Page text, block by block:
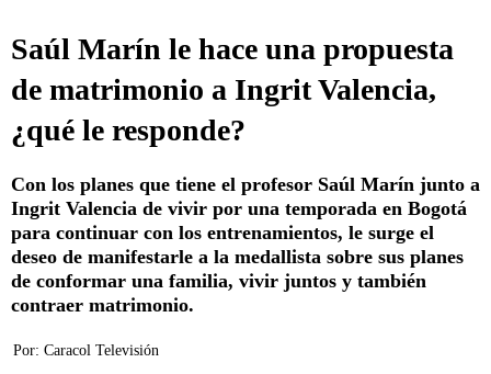
Saúl Marín le hace una propuesta
de matrimonio a Ingrit Valencia,
¿qué le responde?
Con los planes que tiene el profesor Saúl Marín junto a
Ingrit Valencia de vivir por una temporada en Bogotá
para continuar con los entrenamientos, le surge el
deseo de manifestarle a la medallista sobre sus planes
de conformar una familia, vivir juntos y también
contraer matrimonio.
Por: Caracol Televisión